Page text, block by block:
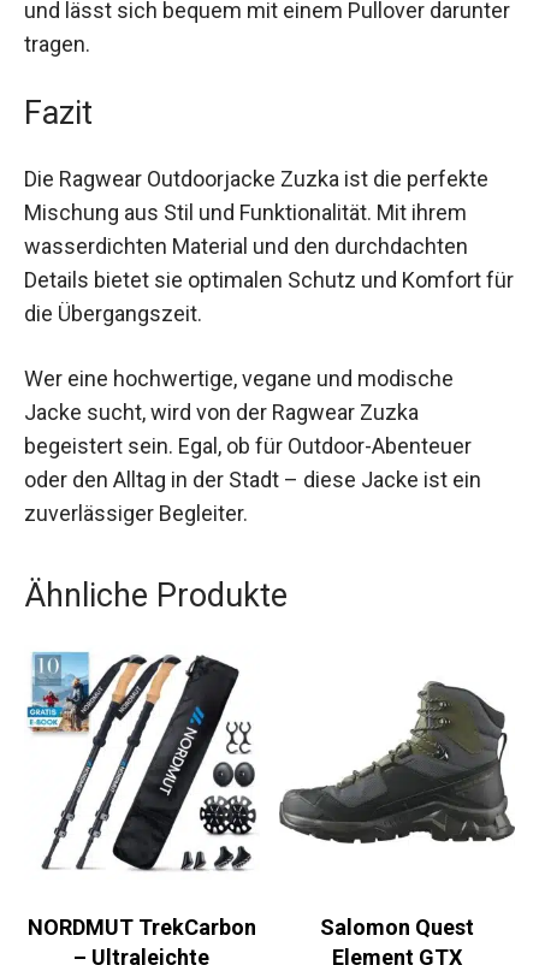
und lässt sich bequem mit einem Pullover
darunter tragen.
Fazit
Die Ragwear Outdoorjacke Zuzka ist die perfekte
Mischung aus Stil und Funktionalität. Mit ihrem
wasserdichten Material und den durchdachten
Details bietet sie optimalen Schutz und Komfort
für die Übergangszeit.
Wer eine hochwertige, vegane und modische
Jacke sucht, wird von der Ragwear Zuzka
begeistert sein. Egal, ob für Outdoor-Abenteuer
oder den Alltag in der Stadt – diese Jacke ist ein
zuverlässiger Begleiter.
Ähnliche Produkte
NORDMUT
TrekCarbon –
Salomon Quest
Element GTX